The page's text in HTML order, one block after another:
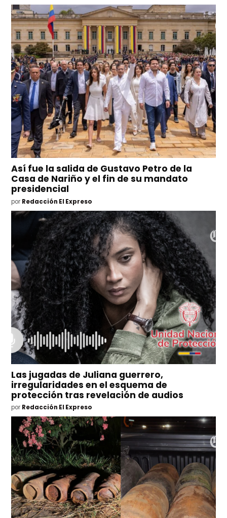
Así fue la salida de Gustavo Petro de la
Casa de Nariño y el fin de su mandato
presidencial
por Redacción El Expreso
Las jugadas de Juliana guerrero,
irregularidades en el esquema de
protección tras revelación de audios
por Redacción El Expreso